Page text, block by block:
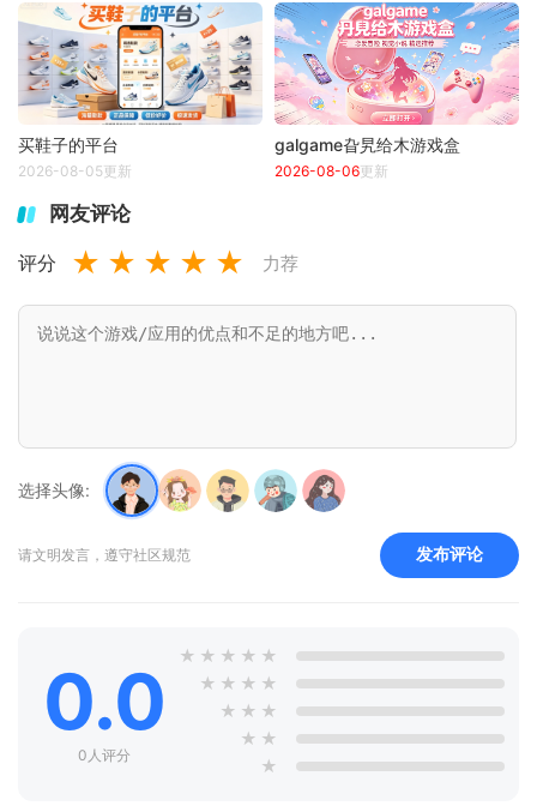
买鞋子的平台
2026-08-05更新
galgame旮旯给木游戏盒
2026-08-06更新
网友评论
评分 ★ ★ ★ ★ ★ 力荐
选择头像:
请文明发言，遵守社区规范 发布评论
0.0
0人评分
★ ★ ★ ★ ★
★ ★ ★ ★
★ ★ ★
★ ★
★